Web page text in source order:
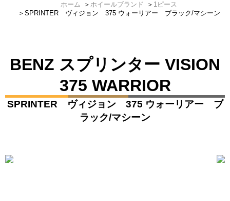
ホーム ＞ ホイールブランド ＞ 1ピース
＞ SPRINTER ヴィジョン 375 ウォーリアー ブラック/マシーン
BENZ スプリンター VISION
375 WARRIOR
SPRINTER ヴィジョン 375 ウォーリアー ブ
ラック/マシーン